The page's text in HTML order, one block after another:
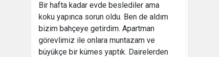
Bir hafta kadar evde beslediler ama
koku yapınca sorun oldu. Ben de aldım
bizim bahçeye getirdim. Apartman
görevlimiz ile onlara muntazam ve
büyükçe bir kümes yaptık. Dairelerden